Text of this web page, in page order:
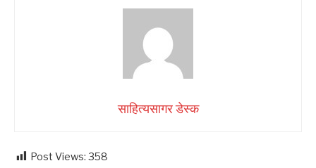
साहित्यसागर डेस्क
Post Views: 358